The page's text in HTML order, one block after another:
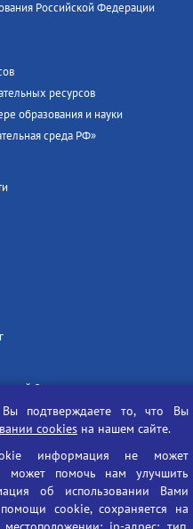
Российской Федерации
ресурсов
образования и науки
среда РФ»
безопасности
РФ
университет
Петровского
подтверждаете то, что Вы
cookies на нашем сайте.
информация не может
может помочь нам улучшить
об использовании Вами
cookie, сохраняется на